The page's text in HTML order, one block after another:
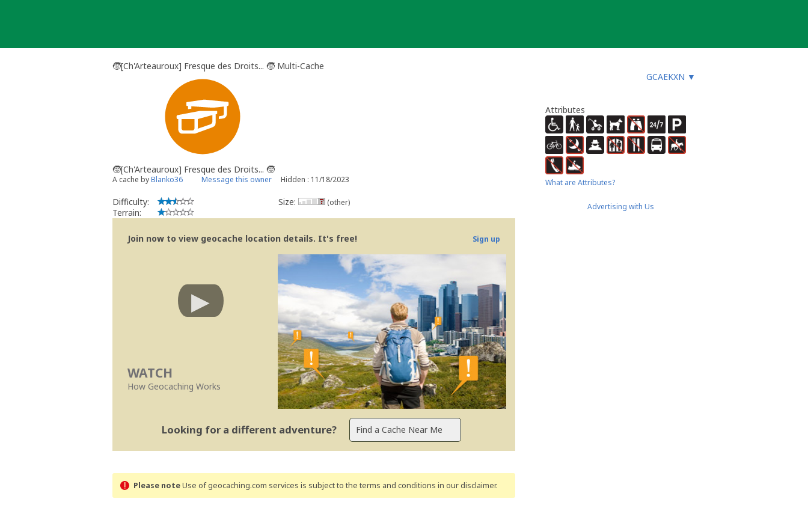
🧒[Ch'Arteauroux] Fresque des Droits... 🧒​ Multi-Cache
GCAEKXN ▼
🧒[Ch'Arteauroux] Fresque des Droits... 🧒​
A cache byBlanko36 Message this owner Hidden : 11/18/2023
Difficulty:
Terrain:
Size: (other)
Join now to view geocache location details. It's free! Sign up
WATCH
How Geocaching Works
Looking for a different adventure?
Please noteUse of geocaching.com services is subject to the terms and conditions in our disclaimer.
Attributes
What are Attributes?
Advertising with Us